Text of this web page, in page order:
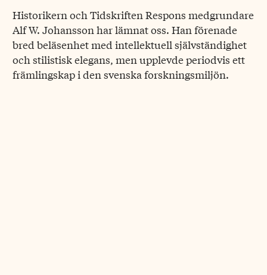
Historikern och Tidskriften Respons medgrundare
Alf W. Johansson har lämnat oss. Han förenade
bred beläsenhet med intellektuell självständighet
och stilistisk elegans, men upplevde periodvis ett
främlingskap i den svenska forskningsmiljön.